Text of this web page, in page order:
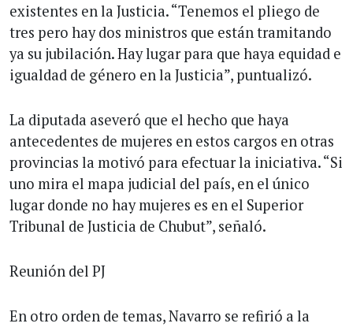
existentes en la Justicia. “Tenemos el pliego de
tres pero hay dos ministros que están tramitando
ya su jubilación. Hay lugar para que haya equidad e
igualdad de género en la Justicia”, puntualizó.
La diputada aseveró que el hecho que haya
antecedentes de mujeres en estos cargos en otras
provincias la motivó para efectuar la iniciativa. “Si
uno mira el mapa judicial del país, en el único
lugar donde no hay mujeres es en el Superior
Tribunal de Justicia de Chubut”, señaló.
Reunión del PJ
En otro orden de temas, Navarro se refirió a la